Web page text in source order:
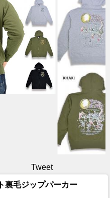
Tweet
裏毛ジップパーカー